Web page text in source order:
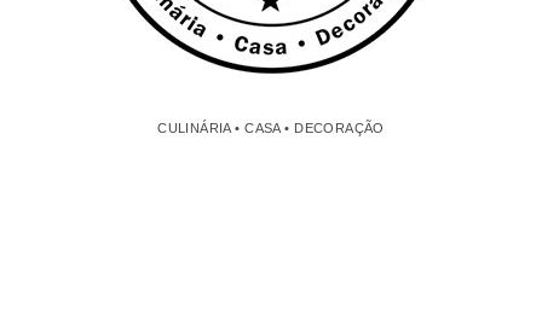
CULINÁRIA • CASA • DECORAÇÃO